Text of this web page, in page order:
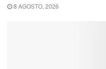
8 AGOSTO, 2026